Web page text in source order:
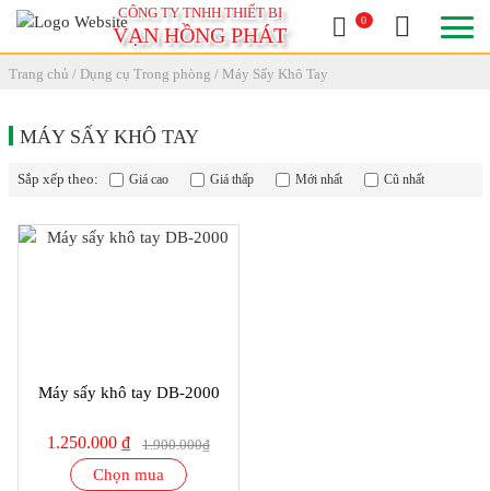
CÔNG TY TNHH THIẾT BỊ
VẠN HỒNG PHÁT
0
Trang chủ / Dụng cụ Trong phòng / Máy Sấy Khô Tay
MÁY SẤY KHÔ TAY
Sắp xếp theo: Giá cao Giá thấp Mới nhất Cũ nhất
Máy sấy khô tay DB-2000
1.250.000 ₫ 1.900.000₫
SALE
Chọn mua